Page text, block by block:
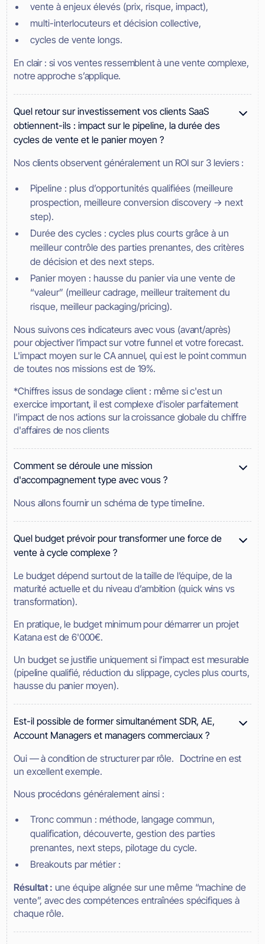
vente à enjeux élevés (prix, risque, impact),
multi-interlocuteurs et décision collective,
cycles de vente longs.
En clair : si vos ventes ressemblent à une vente complexe,
notre approche s’applique.
Quel retour sur investissement vos clients SaaS
obtiennent-ils : impact sur le pipeline, la durée des
cycles de vente et le panier moyen ?
Nos clients observent généralement un ROI sur 3 leviers :
Pipeline : plus d’opportunités qualifiées (meilleure
prospection, meilleure conversion discovery → next
step).
Durée des cycles : cycles plus courts grâce à un
meilleur contrôle des parties prenantes, des critères
de décision et des next steps.
Panier moyen : hausse du panier via une vente de
“valeur” (meilleur cadrage, meilleur traitement du
risque, meilleur packaging/pricing).
Nous suivons ces indicateurs avec vous (avant/après)
pour objectiver l’impact sur votre funnel et votre forecast.
L'impact moyen sur le CA annuel, qui est le point commun
de toutes nos missions est de 19%.
*Chiffres issus de sondage client : même si c'est un
exercice important, il est complexe d'isoler parfaitement
l'impact de nos actions sur la croissance globale du chiffre
d'affaires de nos clients
Comment se déroule une mission
d'accompagnement type avec vous ?
Nous allons fournir un schéma de type timeline.
Quel budget prévoir pour transformer une force de
vente à cycle complexe ?
Le budget dépend surtout de la taille de l’équipe, de la
maturité actuelle et du niveau d’ambition (quick wins vs
transformation).
En pratique, le budget minimum pour démarrer un projet
Katana est de 6'000€.
Un budget se justifie uniquement si l’impact est mesurable
(pipeline qualifié, réduction du slippage, cycles plus courts,
hausse du panier moyen).
Est-il possible de former simultanément SDR, AE,
Account Managers et managers commerciaux ?
Oui — à condition de structurer par rôle. Doctrine en est
un excellent exemple.
Nous procédons généralement ainsi :
Tronc commun : méthode, langage commun,
qualification, découverte, gestion des parties
prenantes, next steps, pilotage du cycle.
Breakouts par métier :
Résultat : une équipe alignée sur une même “machine de
vente”, avec des compétences entraînées spécifiques à
chaque rôle.